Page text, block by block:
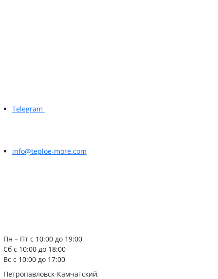
Telegram
info@teploe-more.com
Пн – Пт с 10:00 до 19:00
Сб с 10:00 до 18:00
Вс с 10:00 до 17:00
Петропавловск-Камчатский,